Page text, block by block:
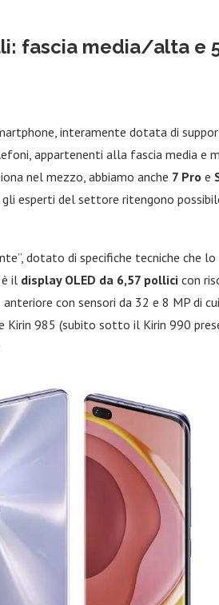
fascia media/alta e
interamente dotata di
appartenenti alla fascia media e
nel mezzo, abbiamo anche 7 Pro e
gli esperti del settore ritengono
dotato di specifiche tecniche che
il display OLED da 6,57 pollici con
con sensori da 32 e 8 MP di
Kirin 985 (subito sotto il Kirin 990